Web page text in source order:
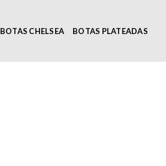
BOTAS CHELSEA BOTAS PLATEADAS